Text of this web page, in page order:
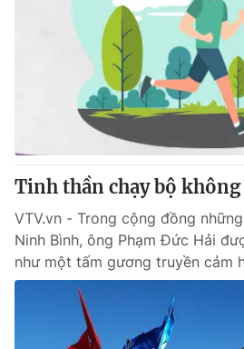
thuận bằng văn bản. Ghi rõ nguồn
thông tin từ website này.
Tinh thần chạy bộ
VTV.vn - Trong cộng đồng
Ninh Bình, ông Phạm Đức Hải
như một tấm gương truyền cảm